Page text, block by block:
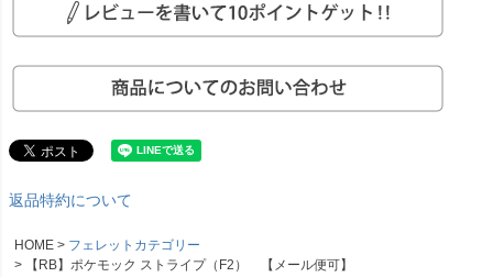
返品特約について
HOME
フェレットカテゴリー
【RB】ポケモック ストライプ（F2） 【メール便可】